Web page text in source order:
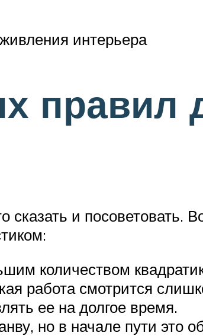
интерьера
правил
и посоветовать.
количеством
работа смотрится
ее на долгое время.
но в начале пути это